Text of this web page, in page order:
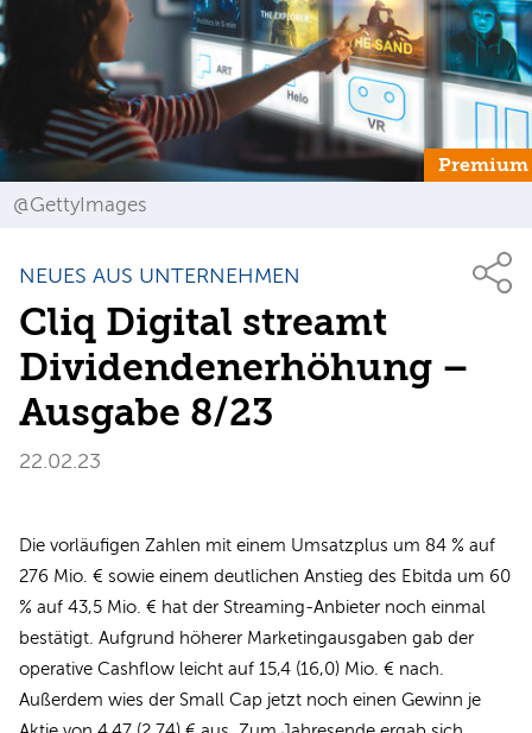
Premium
@GettyImages
NEUES AUS UNTERNEHMEN
Cliq Digital streamt
Dividendenerhöhung –
Ausgabe 8/23
22.02.23
Die vorläufigen Zahlen mit einem Umsatzplus um 84 % auf
276 Mio. € sowie einem deutlichen Anstieg des Ebitda um 60
% auf 43,5 Mio. € hat der Streaming-Anbieter noch einmal
bestätigt. Aufgrund höherer Marketingausgaben gab der
operative Cashflow leicht auf 15,4 (16,0) Mio. € nach.
Außerdem wies der Small Cap jetzt noch einen Gewinn je
Anmelden